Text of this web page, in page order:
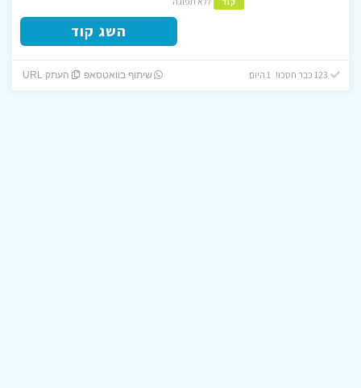
השג קוד
שיתוף בוואטסאפ העתק URL